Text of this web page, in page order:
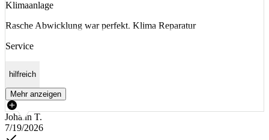
Klimaanlage
Rasche Abwicklung war perfekt. Klima Reparatur
Service
hilfreich
Mehr anzeigen
Johann T.
7/19/2026